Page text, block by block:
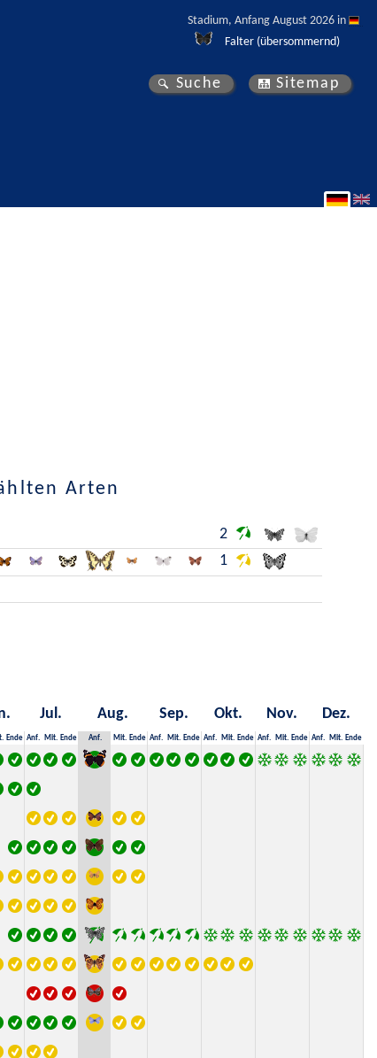
Stadium, Anfang August 2026 in
Falter (übersommernd)
Suche Sitemap
Arten
2
1
Jul. Aug. Sep. Okt. Nov. Dez.
Ende Anf. Mit. Ende Anf. Mit. Ende Anf. Mit. Ende Anf. Mit. Ende Anf. Mit. Ende Anf. Mit. Ende